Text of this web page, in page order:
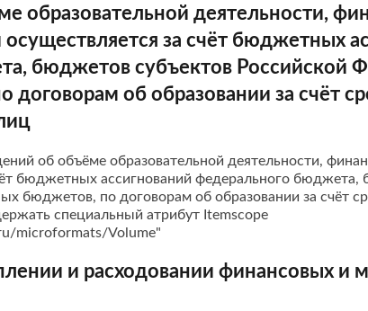
образовательной деятельности,
за счёт бюджетных
бюджетов субъектов Российской
об образовании за счёт
об объёме образовательной деятельности,
бюджетных ассигнований федерального бюджета,
бюджетов, по договорам об образовании за счёт
специальный атрибут Itemscope
microformats/Volume"
и расходовании финансовых и